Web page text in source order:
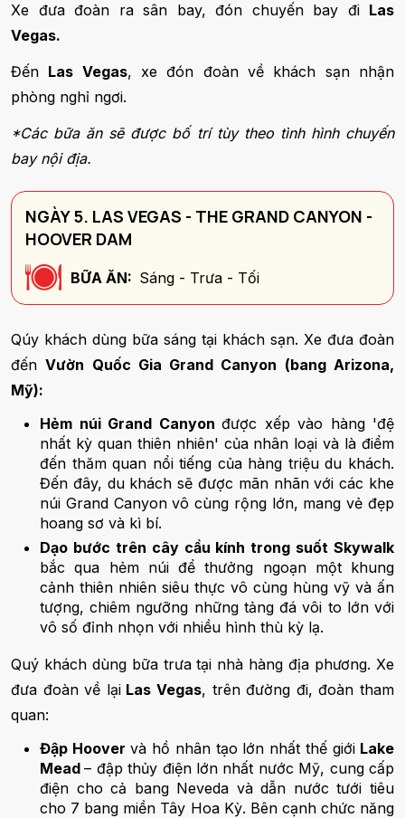
Xe đưa đoàn ra sân bay, đón chuyến bay đi Las
Vegas.
Đến Las Vegas, xe đón đoàn về khách sạn nhận
phòng nghỉ ngơi.
*Các bữa ăn sẽ được bố trí tùy theo tình hình chuyến
bay nội địa.
NGÀY 5. LAS VEGAS - THE GRAND CANYON -
HOOVER DAM
BỮA ĂN: Sáng - Trưa - Tối
Qúy khách dùng bữa sáng tại khách sạn. Xe đưa đoàn
đếnVườn Quốc Gia Grand Canyon (bang Arizona,
Mỹ):
Hẻm núi Grand Canyon được xếp vào hàng 'đệ
nhất kỳ quan thiên nhiên' của nhân loại và là điểm
đến thăm quan nổi tiếng của hàng triệu du khách.
Đến đây, du khách sẽ được mãn nhãn với các khe
núi Grand Canyon vô cùng rộng lớn, mang vẻ đẹp
hoang sơ và kì bí.
Dạo bước trên cây cầu kính trong suốt Skywalk
bắc qua hẻm núi để thưởng ngoạn một khung
cảnh thiên nhiên siêu thực vô cùng hùng vỹ và ấn
tượng, chiêm ngưỡng những tảng đá vôi to lớn với
vô số đỉnh nhọn với nhiều hình thù kỳ lạ.
Quý khách dùng bữa trưa tại nhà hàng địa phương. Xe
đưa đoàn về lạiLas Vegas, trên đường đi, đoàn tham
quan:
Đập Hoover và hồ nhân tạo lớn nhất thế giới Lake
Mead– đập thủy điện lớn nhất nước Mỹ, cung cấp
điện cho cả bang Neveda và dẫn nước tưới tiêu
cho 7 bang miền Tây Hoa Kỳ. Bên cạnh chức năng